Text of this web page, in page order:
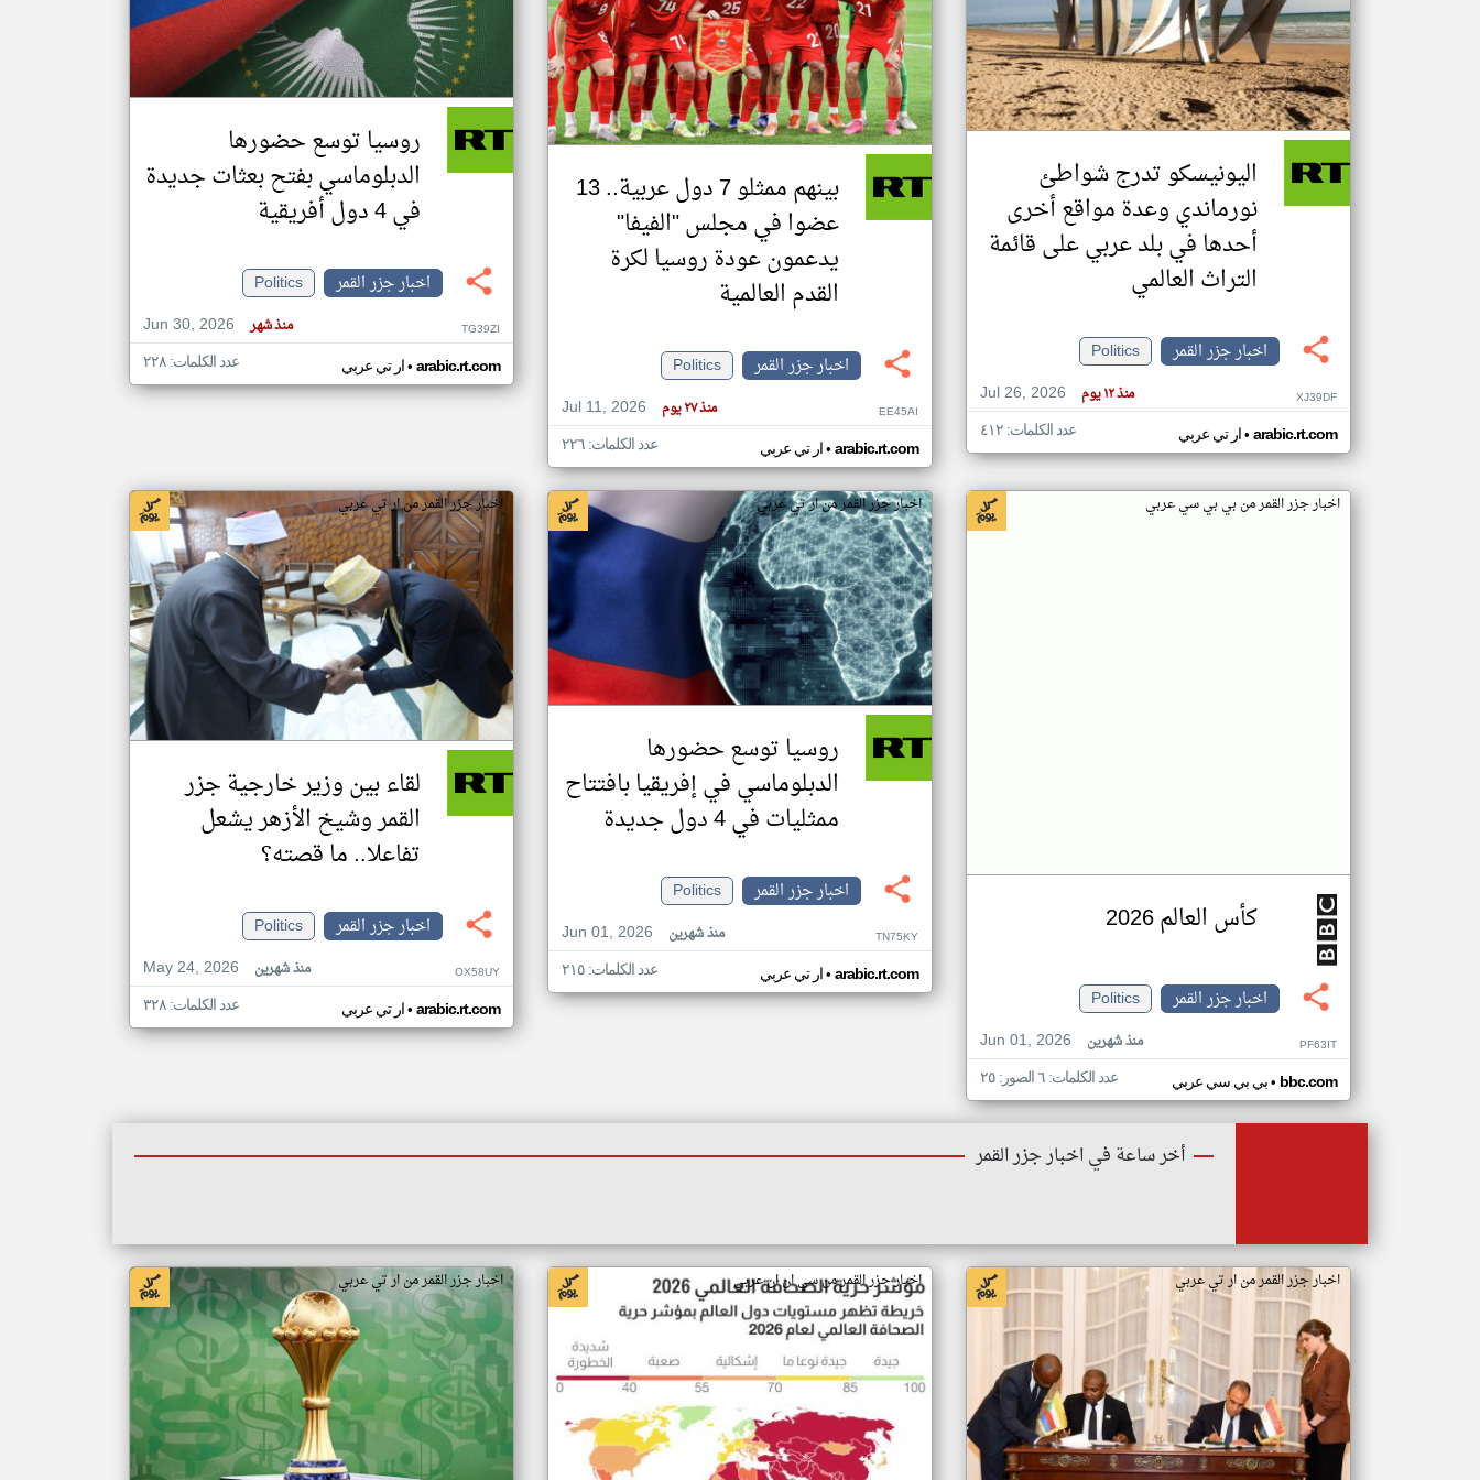
تغيير الدولة
اخبار جزر القمر على مدار الساعة
أهم اخبار جزر القمر العاجلة والمباشرة
اليونيسكو تدرج شواطئ
نورماندي وعدة مواقع أخرى
أحدها في بلد عربي على قائمة
التراث العالمي
اخبار جزر القمر
Politics
Jul 26, 2026
منذ ١٢ يوم XJ39DF
ار تي عربي• arabic.rt.com عدد الكلمات: ٤١٢
بينهم ممثلو 7 دول عربية.. 13
عضوا في مجلس "الفيفا"
يدعمون عودة روسيا لكرة
القدم العالمية
اخبار جزر القمر
Politics
Jul 11, 2026
منذ ٢٧ يوم EE45AI
ار تي عربي• arabic.rt.com عدد الكلمات: ٢٢٦
روسيا توسع حضورها
الدبلوماسي بفتح بعثات جديدة
في 4 دول أفريقية
اخبار جزر القمر
Politics
Jun 30, 2026
منذ شهر TG39ZI
ار تي عربي• arabic.rt.com عدد الكلمات: ٢٢٨
اخبار جزر القمر من بي بي سي عربي
كأس العالم 2026
اخبار جزر القمر
Politics
Jun 01, 2026
منذ شهرين PF63IT
بي بي سي عربي• bbc.com عدد الكلمات: ٦ الصور: ٢٥
اخبار جزر القمر من ار تي عربي
روسيا توسع حضورها
الدبلوماسي في إفريقيا بافتتاح
ممثليات في 4 دول جديدة
اخبار جزر القمر
Politics
Jun 01, 2026
منذ شهرين TN75KY
ار تي عربي• arabic.rt.com عدد الكلمات: ٢١٥
اخبار جزر القمر من ار تي عربي
لقاء بين وزير خارجية جزر
القمر وشيخ الأزهر يشعل
تفاعلا.. ما قصته؟
اخبار جزر القمر
Politics
May 24, 2026
منذ شهرين OX58UY
ار تي عربي• arabic.rt.com عدد الكلمات: ٣٢٨
أخر ساعة في اخبار جزر القمر
اخبار جزر القمر من ار تي عربي اخبار جزر القمر من سي ان ان عربي اخبار جزر القمر من ار تي عربي
klyoum.com